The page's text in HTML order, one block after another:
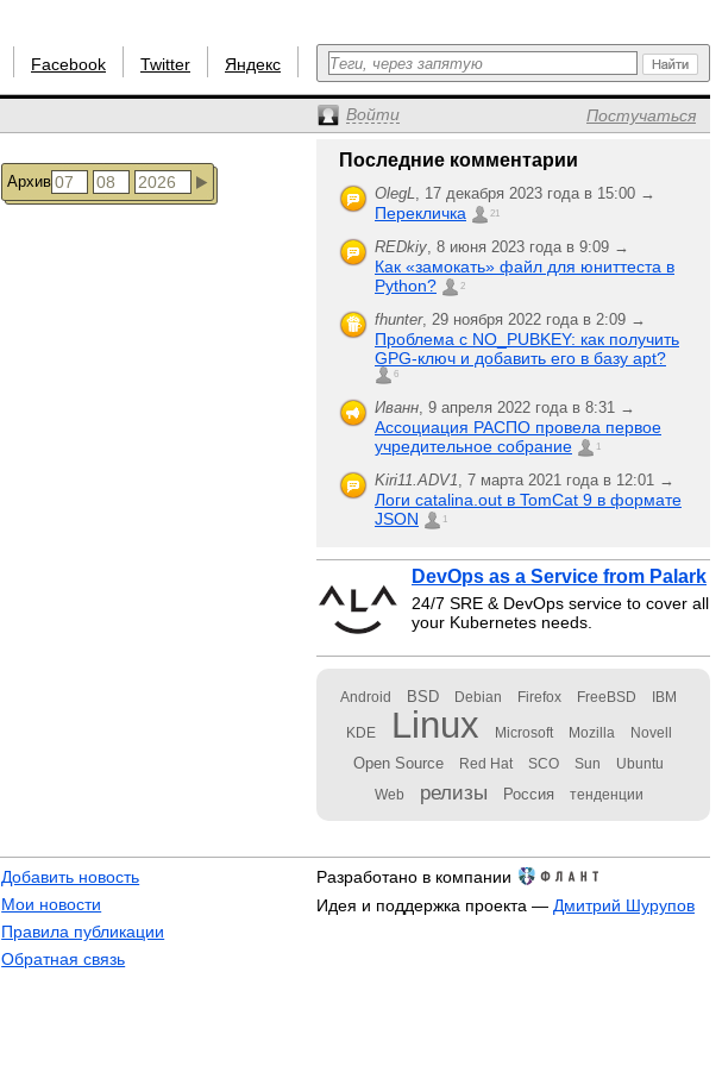
Facebook Twitter Яндекс
Войти Постучаться
Архив
Последние комментарии
OlegL, 17 декабря 2023 года в 15:00 →
Перекличка 21
REDkiy, 8 июня 2023 года в 9:09 →
Как «замокать» файл для юниттеста в
Python?
2
fhunter, 29 ноября 2022 года в 2:09 →
Проблема с NO_PUBKEY: как получить
GPG-ключ и добавить его в базу apt?
6
Иванн, 9 апреля 2022 года в 8:31 →
Ассоциация РАСПО провела первое
учредительное собрание
1
Kiri11.ADV1, 7 марта 2021 года в 12:01 →
Логи catalina.out в TomCat 9 в формате
JSON
1
DevOps as a Service from Palark
24/7 SRE & DevOps service to cover all
your Kubernetes needs.
Android BSD Debian Firefox FreeBSD IBM
KDE Linux Microsoft Mozilla Novell
Open Source Red Hat SCO Sun Ubuntu
Web релизы Россия тенденции
Добавить новость
Мои новости
Правила публикации
Обратная связь
Разработано в компании
Идея и поддержка проекта — Дмитрий Шурупов